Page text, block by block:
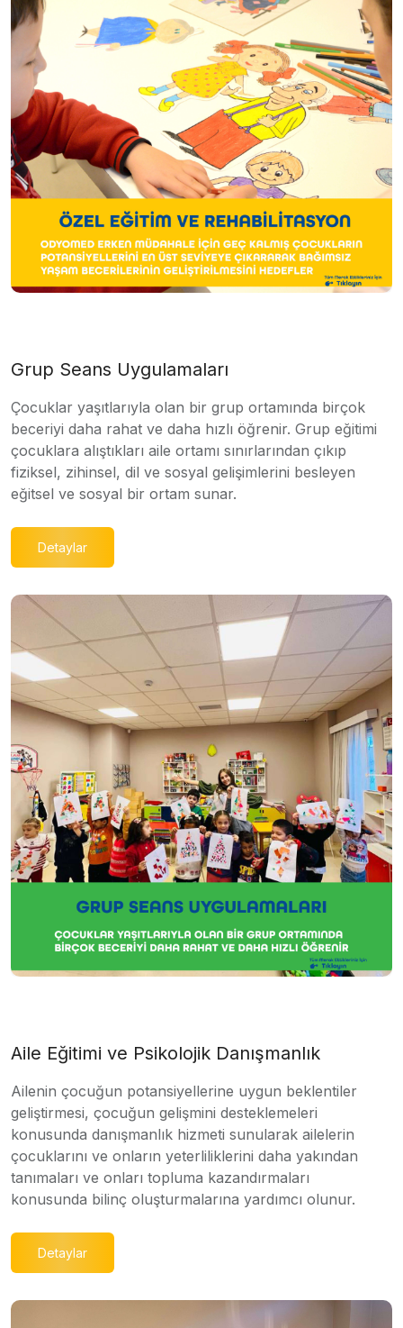
Grup Seans Uygulamaları
Çocuklar yaşıtlarıyla olan bir grup ortamında birçok
beceriyi daha rahat ve daha hızlı öğrenir. Grup eğitimi
çocuklara alıştıkları aile ortamı sınırlarından çıkıp
fiziksel, zihinsel, dil ve sosyal gelişimlerini besleyen
eğitsel ve sosyal bir ortam sunar.
Detaylar
Aile Eğitimi ve Psikolojik Danışmanlık
Ailenin çocuğun potansiyellerine uygun beklentiler
geliştirmesi, çocuğun gelişmini desteklemeleri
konusunda danışmanlık hizmeti sunularak ailelerin
çocuklarını ve onların yeterliliklerini daha yakından
tanımaları ve onları topluma kazandırmaları
konusunda bilinç oluşturmalarına yardımcı olunur.
Detaylar